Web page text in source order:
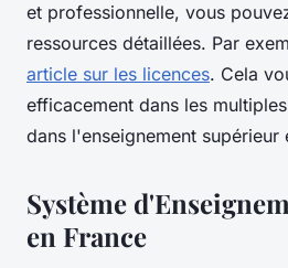
et professionnelle, vous
ressources détaillées. Par
article sur les licences. Cela
efficacement dans les
dans l'enseignement supérieur
Système
en France